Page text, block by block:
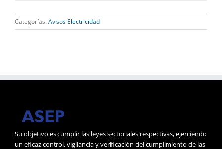
Categorías: Avisos Electricidad
Su objetivo es cumplir las leyes sectoriales respectivas, ejerciendo
un eficaz control, vigilancia y verificación del cumplimiento de las